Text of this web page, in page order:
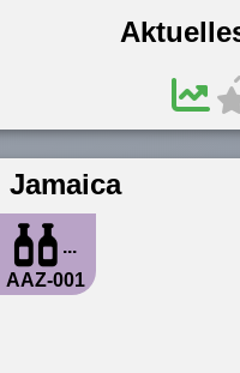
Jamaica
...
AAZ-001